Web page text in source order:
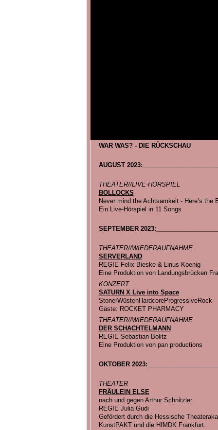
WAR WAS? - DIE RÜCKSCHAU
AUGUST
THEATER//LIVE-HÖRSPIEL
BOLLOCKS
Never mind the Achtsamkeit - Here’s the
Ein Live-Hörspiel in 11 Songs
SEPTEMBER
THEATER//WIEDERAUFNAHME
SERVERLAND
REGIE Felix Bieske & Linus Koenig
Eine Produktion von Landungsbrücken
KONZERT
SATURN X Live into Space
StonerWüstenHardcoreProgressiveRock
Gäste: ROCKET PHARMACY
THEATER//WIEDERAUFNAHME
DER SCHACHTELMANN
REGIE Sebastian Bolitz
Eine Produktion von pan productions
OKTOBER
THEATER
FRÄULEIN ELSE
nach und gegen Arthur Schnitzler
REGIE Julia Gudi
Gefördert durch die Hessische
KunstPAKT und die HfMDK Frankfurt.